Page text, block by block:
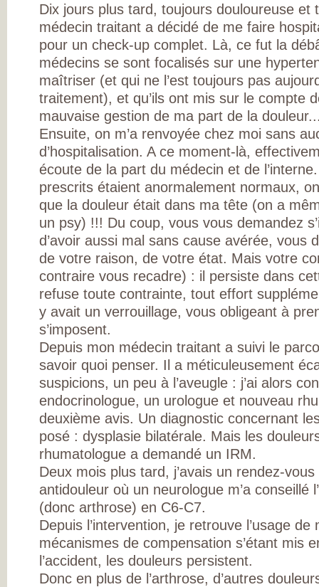
DOULEUR ET
ARTHROSE
LA DOULEUR
CHRONIQUE
RESTEZ
MESUREZ
DOULEUR
TRAITEZ VOTRE
DOULEUR
ENQUÊTE SUR
L’ARTHROSE
RÉSULTATS DE
PREMIÈRE
ENQUÊTE
SUR L’ARTHROSE
PARTICIPEZ À LA
GRANDE
POUR
VOS ATTENTES
DANS
L’ARTHROSE,
MALADIE DE
L’ARTICULATION
DE NOMBREUX
RÉPONDANTS
ET EN ACTIVITÉ
D’IMPORTANTS
BESOINS
FORTEMENT
PERTURBÉ
DES BESOINS
LARGEMENT
INSATISFAITS
PARTICIPEZ AUX
FUTURES
Dix jours plus tard, toujours douloureuse et
médecin traitant a décidé de me faire
pour un check-up complet. Là, ce fut la
médecins se sont focalisés sur une
maîtriser (et qui ne l’est toujours pas
traitement), et qu’ils ont mis sur le compte
mauvaise gestion de ma part de la
Ensuite, on m’a renvoyée chez moi sans
d’hospitalisation. A ce moment-là,
écoute de la part du médecin et de
prescrits étaient anormalement normaux,
que la douleur était dans ma tête (on a
un psy) !!! Du coup, vous vous demandez
d’avoir aussi mal sans cause avérée, vous
de votre raison, de votre état. Mais votre
contraire vous recadre) : il persiste dans
refuse toute contrainte, tout effort
y avait un verrouillage, vous obligeant à
s’imposent.
Depuis mon médecin traitant a suivi le
savoir quoi penser. Il a méticuleusement
suspicions, un peu à l’aveugle : j’ai alors
endocrinologue, un urologue et nouveau
deuxième avis. Un diagnostic concernant
posé : dysplasie bilatérale. Mais les
rhumatologue a demandé un IRM.
Deux mois plus tard, j’avais un rendez-
antidouleur où un neurologue m’a conseillé
(donc arthrose) en C6-C7.
Depuis l’intervention, je retrouve l’usage
mécanismes de compensation s’étant mis
l’accident, les douleurs persistent.
Donc en plus de l’arthrose, d’autres